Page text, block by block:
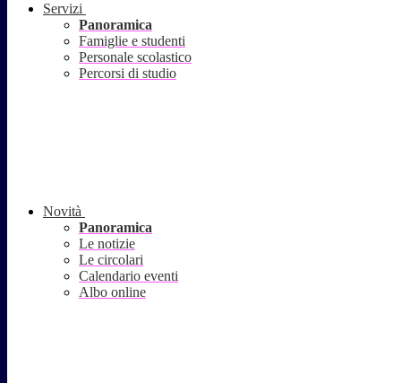
Servizi
Panoramica
Famiglie e studenti
Personale scolastico
Percorsi di studio
Novità
Panoramica
Le notizie
Le circolari
Calendario eventi
Albo online